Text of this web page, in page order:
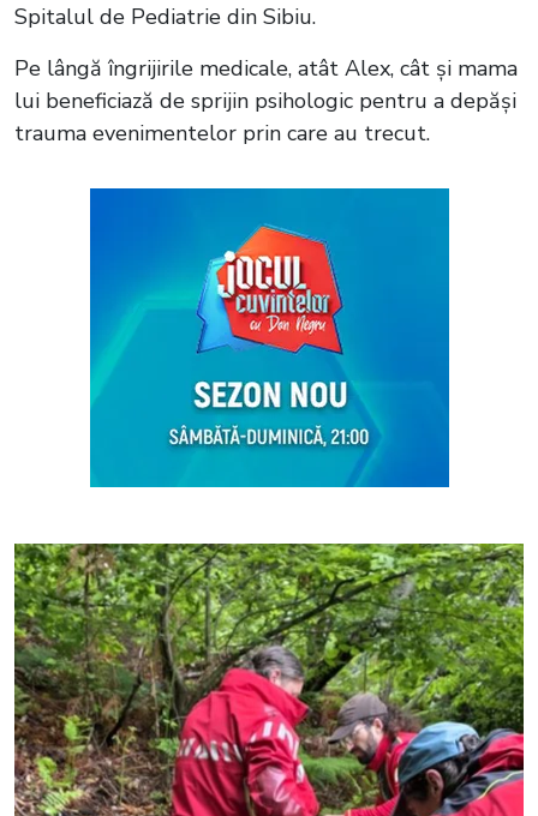
Spitalul de Pediatrie din Sibiu.
Pe lângă îngrijirile medicale, atât Alex, cât și mama
lui beneficiază de sprijin psihologic pentru a depăși
trauma evenimentelor prin care au trecut.